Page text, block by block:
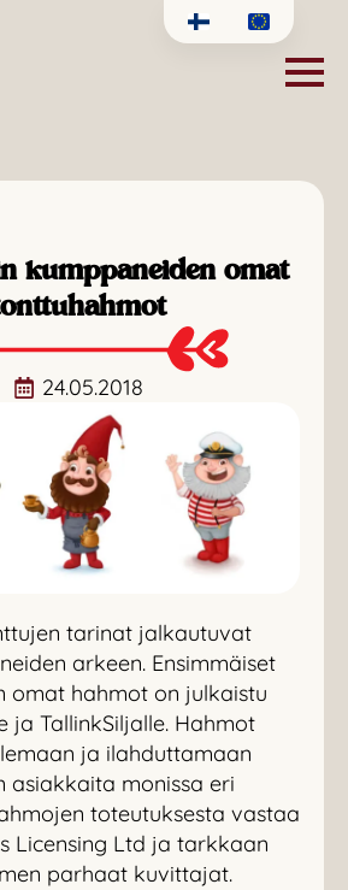
kumppaneiden omat
24.05.2018
tarinat jalkautuvat
arkeen. Ensimmäiset
omat hahmot on julkaistu
ja TallinkSiljalle. Hahmot
ja ilahduttamaan
asiakkaita monissa eri
toteutuksesta vastaa
Licensing Ltd ja tarkkaan
parhaat kuvittajat.